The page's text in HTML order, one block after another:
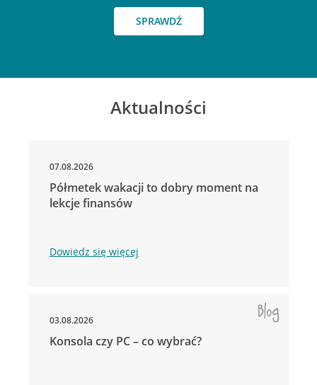
SPRAWDŹ
Aktualności
07.08.2026
Półmetek wakacji to dobry moment na
lekcje finansów
Dowiedz się więcej
03.08.2026
Konsola czy PC – co wybrać?